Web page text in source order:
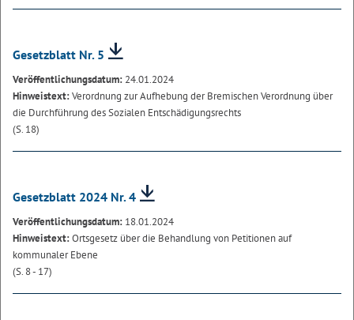
Gesetzblatt Nr. 5
Veröffentlichungsdatum: 24.01.2024
Hinweistext:Verordnung zur Aufhebung der Bremischen Verordnung über
die Durchführung des Sozialen Entschädigungsrechts
(S. 18)
Gesetzblatt 2024 Nr. 4
Veröffentlichungsdatum: 18.01.2024
Hinweistext:Ortsgesetz über die Behandlung von Petitionen auf
kommunaler Ebene
(S. 8 - 17)